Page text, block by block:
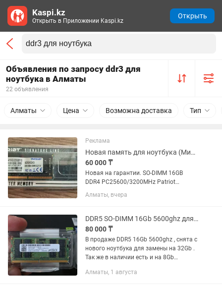
Объявления по запросу ddr3 для
ноутбука в Алматы
22 объявления
Алматы Цена Возможна доставка Тип
Реклама
Новая память для ноутбука (Мини PC) 16Gb 3200 DDR4 SO-DIMM
60 000 ₸
Новая на гарантии. SO-DIMM 16GB
DDR4 PC25600/3200MHz Patriot
Signature Line, BOX (PSD416G320081S)
Алматы, вчера
DDR5 SO-DIMM 16Gb 5600ghz для ноутбука новая
80 000 ₸
В продаже DDR5 16Gb 5600ghz , снята с
нового ноутбука для замены на 32Gb .
Так же в наличии есть и на 8Gb
Алматы, 1 августа
Kaspi.kz
Открыть в Приложении Kaspi.kz
Открыть